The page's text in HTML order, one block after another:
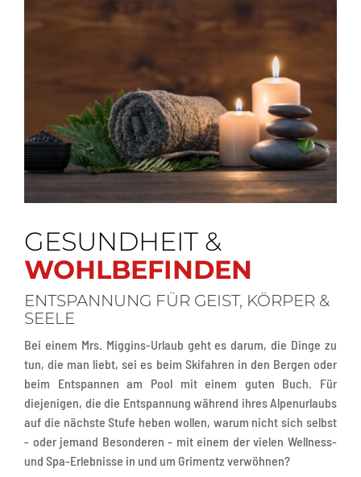
GESUNDHEIT &
WOHLBEFINDEN
ENTSPANNUNG FÜR GEIST, KÖRPER &
SEELE
Bei einem Mrs. Miggins-Urlaub geht es darum, die Dinge zu
tun, die man liebt, sei es beim Skifahren in den Bergen oder
beim Entspannen am Pool mit einem guten Buch. Für
diejenigen, die die Entspannung während ihres Alpenurlaubs
auf die nächste Stufe heben wollen, warum nicht sich selbst
- oder jemand Besonderen - mit einem der vielen Wellness-
und Spa-Erlebnisse in und um Grimentz verwöhnen?